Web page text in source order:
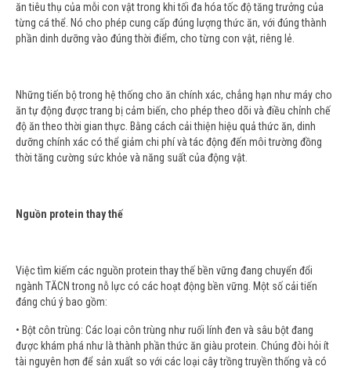
ăn tiêu thụ của mỗi con vật trong khi tối đa hóa tốc độ tăng trưởng của
từng cá thể. Nó cho phép cung cấp đúng lượng thức ăn, với đúng thành
phần dinh dưỡng vào đúng thời điểm, cho từng con vật, riêng lẻ.
Những tiến bộ trong hệ thống cho ăn chính xác, chẳng hạn như máy cho
ăn tự động được trang bị cảm biến, cho phép theo dõi và điều chỉnh chế
độ ăn theo thời gian thực. Bằng cách cải thiện hiệu quả thức ăn, dinh
dưỡng chính xác có thể giảm chi phí và tác động đến môi trường đồng
thời tăng cường sức khỏe và năng suất của động vật.
Nguồn protein thay thế
Việc tìm kiếm các nguồn protein thay thế bền vững đang chuyển đổi
ngành TĂCN trong nỗ lực có các hoạt động bền vững. Một số cải tiến
đáng chú ý bao gồm:
• Bột côn trùng: Các loại côn trùng như ruối lính đen và sâu bột đang
được khám phá như là thành phần thức ăn giàu protein. Chúng đòi hỏi ít
tài nguyên hơn để sản xuất so với các loại cây trồng truyền thống và có